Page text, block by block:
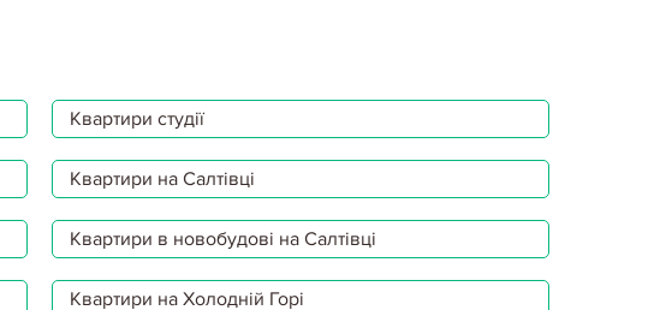
Квартири студії
Квартири на Салтівці
Квартири в новобудові на Салтівці
Квартири на Холодній Горі